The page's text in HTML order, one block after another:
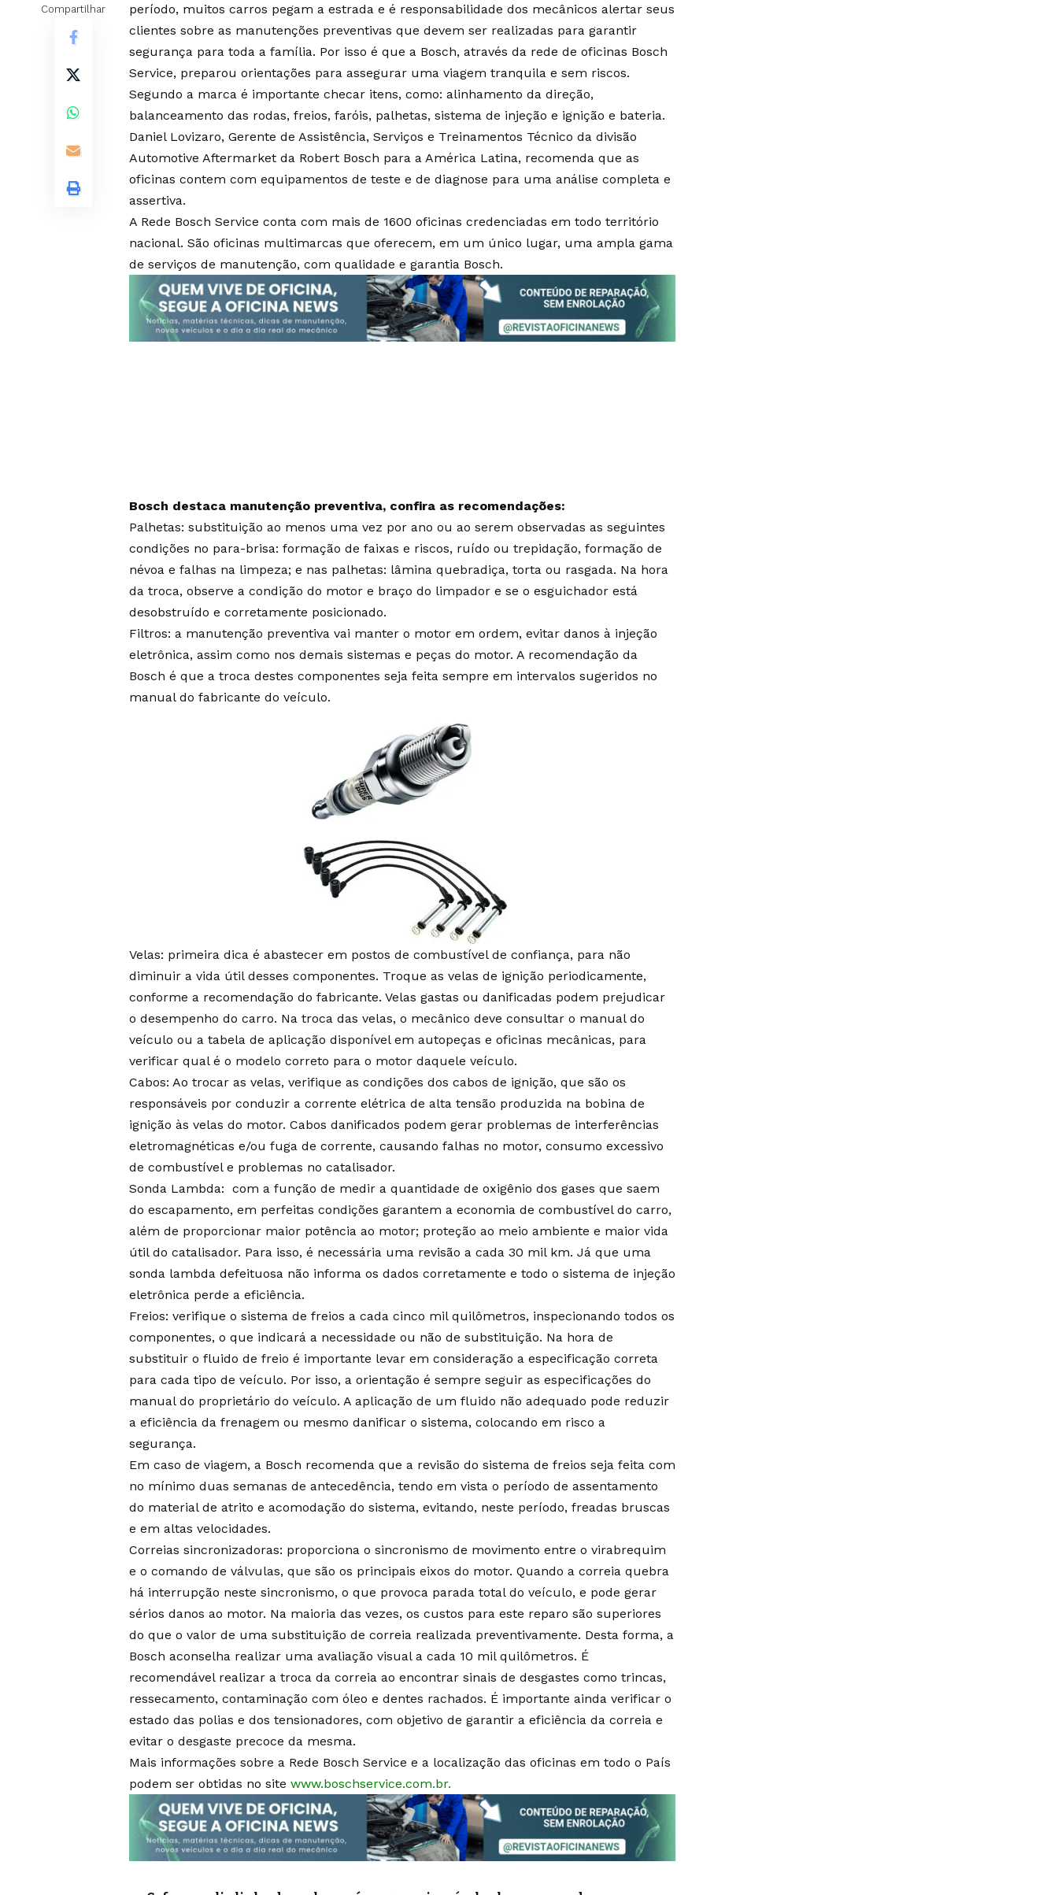
Compartilhar
período, muitos carros pegam a estrada e é responsabilidade dos mecânicos alertar seus
clientes sobre as manutenções preventivas que devem ser realizadas para garantir
segurança para toda a família. Por isso é que a Bosch, através da rede de oficinas Bosch
Service, preparou orientações para assegurar uma viagem tranquila e sem riscos.
Segundo a marca é importante checar itens, como: alinhamento da direção,
balanceamento das rodas, freios, faróis, palhetas, sistema de injeção e ignição e bateria.
Daniel Lovizaro, Gerente de Assistência, Serviços e Treinamentos Técnico da divisão
Automotive Aftermarket da Robert Bosch para a América Latina, recomenda que as
oficinas contem com equipamentos de teste e de diagnose para uma análise completa e
assertiva.
A Rede Bosch Service conta com mais de 1600 oficinas credenciadas em todo território
nacional. São oficinas multimarcas que oferecem, em um único lugar, uma ampla gama
de serviços de manutenção, com qualidade e garantia Bosch.
Bosch destaca manutenção preventiva, confira as recomendações:
Palhetas: substituição ao menos uma vez por ano ou ao serem observadas as seguintes
condições no para-brisa: formação de faixas e riscos, ruído ou trepidação, formação de
névoa e falhas na limpeza; e nas palhetas: lâmina quebradiça, torta ou rasgada. Na hora
da troca, observe a condição do motor e braço do limpador e se o esguichador está
desobstruído e corretamente posicionado.
Filtros: a manutenção preventiva vai manter o motor em ordem, evitar danos à injeção
eletrônica, assim como nos demais sistemas e peças do motor. A recomendação da
Bosch é que a troca destes componentes seja feita sempre em intervalos sugeridos no
manual do fabricante do veículo.
Velas: primeira dica é abastecer em postos de combustível de confiança, para não
diminuir a vida útil desses componentes. Troque as velas de ignição periodicamente,
conforme a recomendação do fabricante. Velas gastas ou danificadas podem prejudicar
o desempenho do carro. Na troca das velas, o mecânico deve consultar o manual do
veículo ou a tabela de aplicação disponível em autopeças e oficinas mecânicas, para
verificar qual é o modelo correto para o motor daquele veículo.
Cabos: Ao trocar as velas, verifique as condições dos cabos de ignição, que são os
responsáveis por conduzir a corrente elétrica de alta tensão produzida na bobina de
ignição às velas do motor. Cabos danificados podem gerar problemas de interferências
eletromagnéticas e/ou fuga de corrente, causando falhas no motor, consumo excessivo
de combustível e problemas no catalisador.
Sonda Lambda: com a função de medir a quantidade de oxigênio dos gases que saem
do escapamento, em perfeitas condições garantem a economia de combustível do carro,
além de proporcionar maior potência ao motor; proteção ao meio ambiente e maior vida
útil do catalisador. Para isso, é necessária uma revisão a cada 30 mil km. Já que uma
sonda lambda defeituosa não informa os dados corretamente e todo o sistema de injeção
eletrônica perde a eficiência.
Freios: verifique o sistema de freios a cada cinco mil quilômetros, inspecionando todos os
componentes, o que indicará a necessidade ou não de substituição. Na hora de
substituir o fluido de freio é importante levar em consideração a especificação correta
para cada tipo de veículo. Por isso, a orientação é sempre seguir as especificações do
manual do proprietário do veículo. A aplicação de um fluido não adequado pode reduzir
a eficiência da frenagem ou mesmo danificar o sistema, colocando em risco a
segurança.
Em caso de viagem, a Bosch recomenda que a revisão do sistema de freios seja feita com
no mínimo duas semanas de antecedência, tendo em vista o período de assentamento
do material de atrito e acomodação do sistema, evitando, neste período, freadas bruscas
e em altas velocidades.
Correias sincronizadoras: proporciona o sincronismo de movimento entre o virabrequim
e o comando de válvulas, que são os principais eixos do motor. Quando a correia quebra
há interrupção neste sincronismo, o que provoca parada total do veículo, e pode gerar
sérios danos ao motor. Na maioria das vezes, os custos para este reparo são superiores
do que o valor de uma substituição de correia realizada preventivamente. Desta forma, a
Bosch aconselha realizar uma avaliação visual a cada 10 mil quilômetros. É
recomendável realizar a troca da correia ao encontrar sinais de desgastes como trincas,
ressecamento, contaminação com óleo e dentes rachados. É importante ainda verificar o
estado das polias e dos tensionadores, com objetivo de garantir a eficiência da correia e
evitar o desgaste precoce da mesma.
Mais informações sobre a Rede Bosch Service e a localização das oficinas em todo o País
podem ser obtidas no site www.boschservice.com.br.